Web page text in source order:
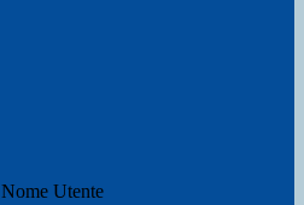
Nome Utente